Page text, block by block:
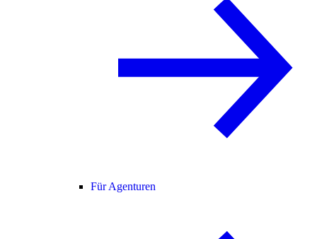
Für Agenturen